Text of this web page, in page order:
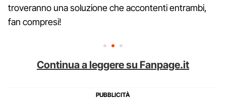
troveranno una soluzione che accontenti entrambi,
fan compresi!
Continua a leggere su Fanpage.it